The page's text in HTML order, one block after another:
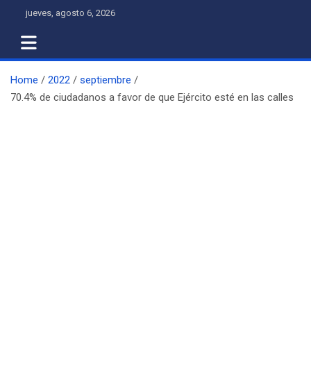
content
jueves, agosto 6, 2026
Home 2022
septiembre
70.4% de ciudadanos a favor de que Ejército esté en las calles